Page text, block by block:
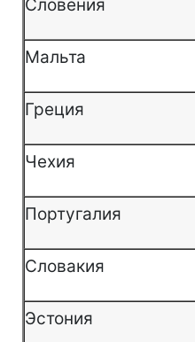
Словения
Мальта
Греция
Чехия
Португалия
Словакия
Эстония